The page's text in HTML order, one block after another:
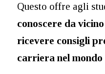
Questo offre agli
conoscere da
ricevere consigli
carriera nel